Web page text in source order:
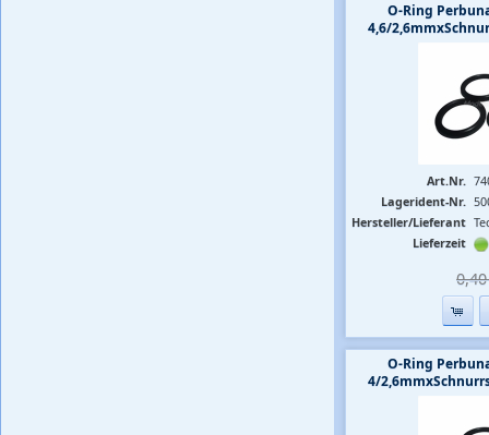
O-Ring
4,6/
Art.Nr.
Lagerident-Nr.
Hersteller/Lieferant
Lieferzeit
0,40
O-Ring
4/